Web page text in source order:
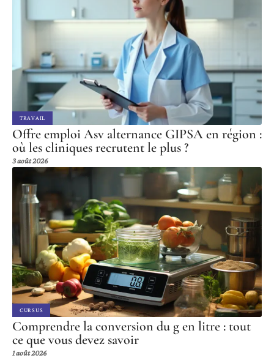
TRAVAIL
Offre emploi Asv alternance GIPSA en région :
où les cliniques recrutent le plus ?
3 août 2026
CURSUS
Comprendre la conversion du g en litre : tout
ce que vous devez savoir
1 août 2026